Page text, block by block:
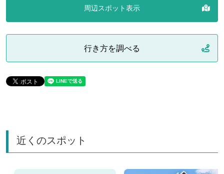
周辺スポット表示
行き方を調べる
近くのスポット